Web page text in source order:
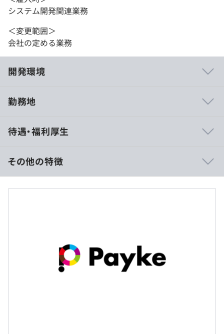
システム開発関連業務
＜変更範囲＞
会社の定める業務
開発環境
を完成から運用まで見届けることが可能です。
め、開発チームも企画段階からプロジェクトに参加し、設
計・開発を進めていきます。
・技術向上への取り組み：新しい技術に対する感度が高
く、開発チーム内で勉強会を開催し、自社サービスへの導
勤務地
待遇・福利厚生
【想定年収600万円〜800万円の事例】
・賃金形態：月給制
（超過分は別途支給）
※業績により上記以外に賞与支給の場合あり
その他の特徴